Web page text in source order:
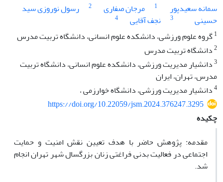
سمانه سعیدپور
1 مرجان صفاری 2
رسول نوروزی سید
حسینی
3 نجف آقایی
4
1گروه علوم ورزشی، دانشکده علوم انسانی، دانشگاه تربیت مدرس
2دانشگاه تربیت مدرس
3دانشیار مدیریت ورزشی، دانشکده علوم انسانی، دانشگاه تربیت
مدرس، تهران، ایران
4دانشیار مدیریت ورزشی، دانشگاه خوارزمی ،
https://doi.org/10.22059/jsm.2024.376247.3295
چکیده
مقدمه: پژوهش حاضر با هدف تعیین نقش امنیت و حمایت
اجتماعی در فعالیت بدنی فراغتی زنان بزرگسال شهر تهران انجام
شد.